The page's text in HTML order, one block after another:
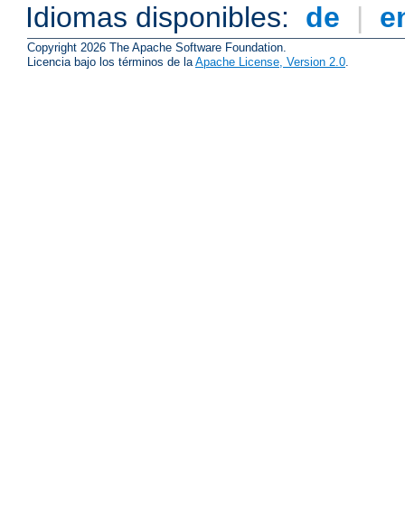
Idiomas disponibles: de |
Copyright 2026 The Apache Software Foundation.
Licencia bajo los términos de laApache License, Version 2.0.